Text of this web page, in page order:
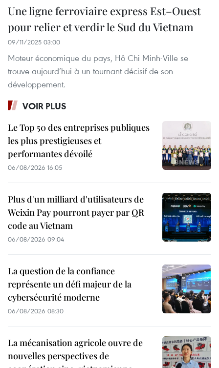
Une ligne ferroviaire express Est–Ouest
pour relier et verdir le Sud du Vietnam
09/11/2025 03:00
Moteur économique du pays, Hô Chi Minh-Ville se
trouve aujourd’hui à un tournant décisif de son
développement.
VOIR PLUS
Le Top 50 des entreprises publiques
les plus prestigieuses et
performantes dévoilé
06/08/2026 16:05
Plus d'un milliard d'utilisateurs de
Weixin Pay pourront payer par QR
code au Vietnam
06/08/2026 09:04
La question de la confiance
représente un défi majeur de la
cybersécurité moderne
06/08/2026 08:30
La mécanisation agricole ouvre de
nouvelles perspectives de